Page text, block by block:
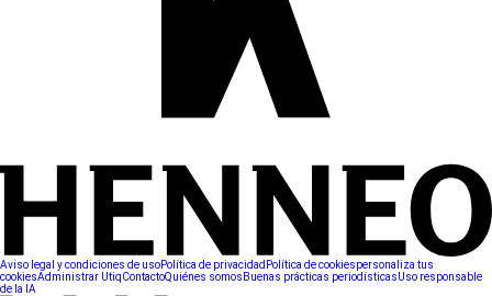
Aviso legal y condiciones de usoPolítica de privacidad Política de cookiespersonaliza tus
cookiesAdministrar UtiqContactoQuiénes somos Buenas prácticas periodísticasUso responsable
de la IA